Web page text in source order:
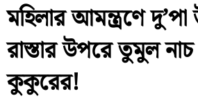
ফুল চাষ ফল চাষ
মহিলার আমন্ত্রণে
রাস্তার উপরে তুমুল
কুকুরের!